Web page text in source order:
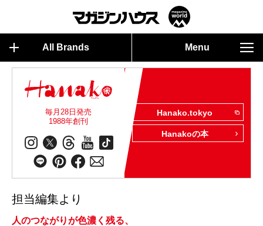
All Brands Menu
毎月28日発売
1988年創刊
Hanako.tokyo
Hanakoの本
担当編集より
人のつながりが色濃く残る、